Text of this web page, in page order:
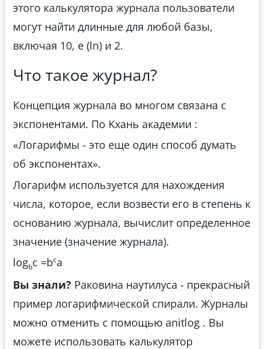
этого калькулятора журнала пользователи
могут найти длинные для любой базы,
включая 10, e (ln) и 2.
Что такое журнал?
Концепция журнала во многом связана с
экспонентами. По Kхань академии :
«Логарифмы - это еще один способ думать
об экспонентах».
Логарифм используется для нахождения
числа, которое, если возвести его в степень к
основанию журнала, вычислит определенное
значение (значение журнала).
logbc =bca
Вы знали? Раковина наутилуса - прекрасный
пример логарифмической спирали. Журналы
можно отменить с помощью anitlog . Вы
можете использовать калькулятор